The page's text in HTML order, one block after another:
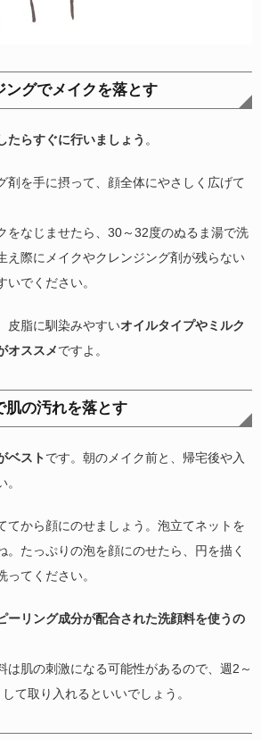
グでメイクを落とす
たらすぐに行いましょう 。
剤を手に摂って、顔全体にやさしく広げて
をなじませたら、30～32度のぬるま湯で洗
え際にメイクやクレンジング剤が残らない
いでください。
皮脂に馴染みやすいオイルタイプやミルク
オススメですよ。
の汚れを落とす
ベストです。朝のメイク前と、帰宅後や入
てから顔にのせましょう。泡立てネットを
。たっぷりの泡を顔にのせたら、円を描く
ってください。
ーリング成分が配合された洗顔料を使うの
は肌の刺激になる可能性があるので、週2～
て取り入れるといいでしょう。